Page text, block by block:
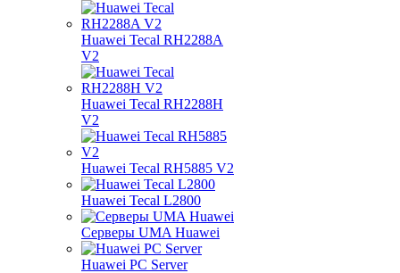
Huawei Tecal RH2288A
V2
Huawei Tecal RH2288H
V2
Huawei Tecal RH5885 V2
Huawei Tecal L2800
Серверы UMA Huawei
Huawei PC Server